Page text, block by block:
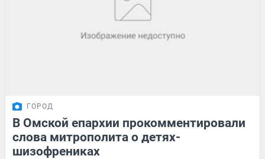
ГОРОД
В Омской епархии прокомментировали
слова митрополита о детях-
шизофрениках